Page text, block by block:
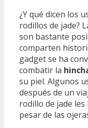
¿Y qué dicen los
rodillos de jade?
son bastante
comparten
gadget se ha
combatir la
su piel. Algunos
después de un
rodillo de jade
pesar de las